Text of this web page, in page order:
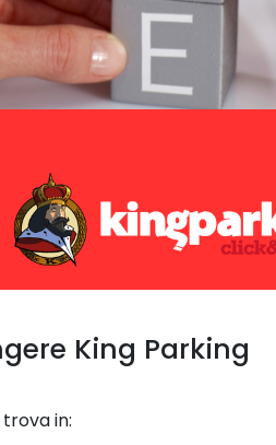
King Parking
in: